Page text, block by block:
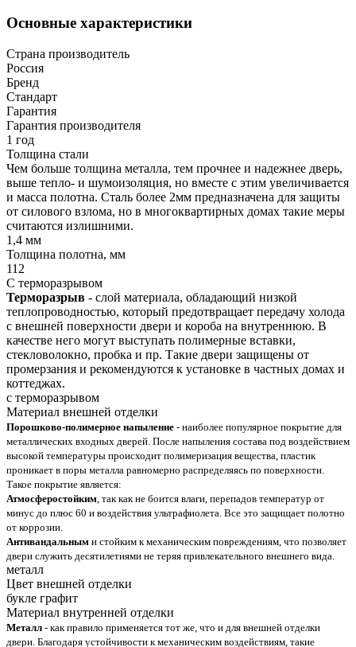
Основные характеристики
Страна производитель
Россия
Бренд
Стандарт
Гарантия
Гарантия производителя
1 год
Толщина стали
Чем больше толщина металла, тем прочнее и надежнее дверь,
выше тепло- и шумоизоляция, но вместе с этим увеличивается
и масса полотна. Сталь более 2мм предназначена для защиты
от силового взлома, но в многоквартирных домах такие меры
считаются излишними.
1,4 мм
Толщина полотна, мм
112
С терморазрывом
Терморазрыв - слой материала, обладающий низкой
теплопроводностью, который предотвращает передачу холода
с внешней поверхности двери и короба на внутреннюю. В
качестве него могут выступать полимерные вставки,
стекловолокно, пробка и пр. Такие двери защищены от
промерзания и рекомендуются к установке в частных домах и
коттеджах.
с терморазрывом
Материал внешней отделки
Порошково-полимерное напыление - наиболее популярное покрытие для
металлических входных дверей. После напыления состава под воздействием
высокой температуры происходит полимеризация вещества, пластик
проникает в поры металла равномерно распределяясь по поверхности.
Такое покрытие является:
Атмосферостойким , так как не боится влаги, перепадов температур от
минус до плюс 60 и воздействия ультрафиолета. Все это защищает полотно
от коррозии.
Антивандальным и стойким к механическим повреждениям, что позволяет
двери служить десятилетиями не теряя привлекательного внешнего вида.
металл
Цвет внешней отделки
букле графит
Материал внутренней отделки
Металл - как правило применяется тот же, что и для внешней отделки
двери. Благодаря устойчивости к механическим воздействиям, такие